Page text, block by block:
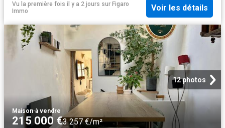
Vu la première fois il y a 2 jours sur Figaro
Immo
Voir les détails
12 photos
Maison·à vendre
215 000 €3 257 €/m²